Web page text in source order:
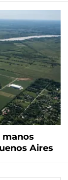
manos
Aires